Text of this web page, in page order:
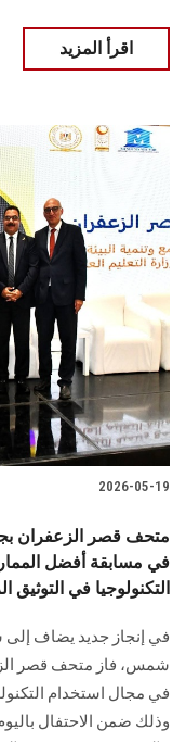
اقرأ المزيد
2026-05-19
متحف قصر الزعفران
في مسابقة أفضل
التكنولوجيا في التوثيق
في إنجاز جديد يضاف إلى
شمس، فاز متحف قصر
وذلك ضمن الاحتفال